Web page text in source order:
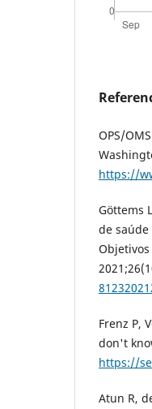
OPS/
https://
Göttems
de
Frenz P,
don't
https://
Atun R,